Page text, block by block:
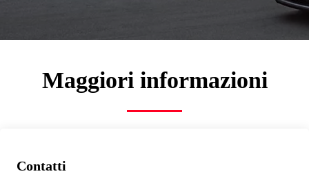
Maggiori informazioni
Contatti